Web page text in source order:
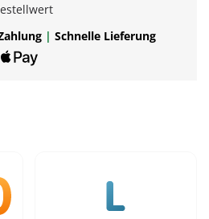
| Schnelle Lieferung